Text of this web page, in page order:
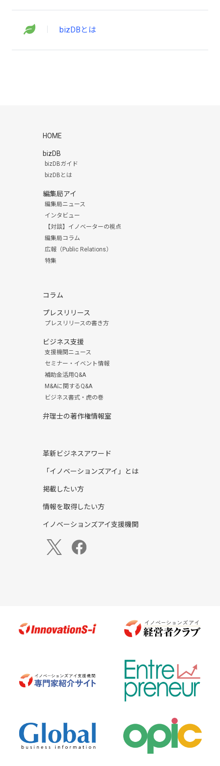
bizDBとは
HOME
bizDB
bizDBガイド
bizDBとは
編集局アイ
編集局ニュース
インタビュー
【対談】イノベーターの視点
編集局コラム
広報（Public Relations）
特集
コラム
プレスリリース
プレスリリースの書き方
ビジネス支援
支援機関ニュース
セミナー・イベント情報
補助金活用Q&A
M&Aに関するQ&A
ビジネス書式・虎の巻
弁理士の著作権情報室
革新ビジネスアワード
「イノベーションズアイ」とは
掲載したい方
情報を取得したい方
イノベーションズアイ支援機関